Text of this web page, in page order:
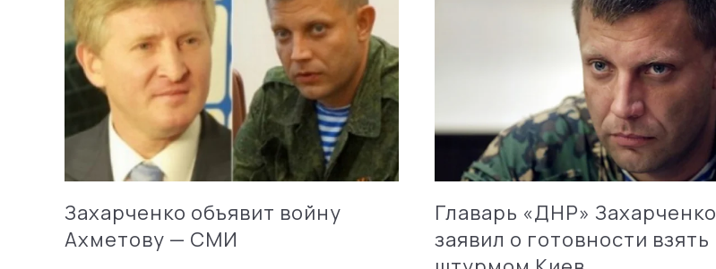
Захарченко объявит войну
Ахметову — СМИ
Главарь «ДНР» Захарченко
заявил о готовности взять